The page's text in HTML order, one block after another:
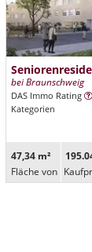
bei Braunschweig
DAS Immo Rating
Kategorien
47,34 m²
Fläche von